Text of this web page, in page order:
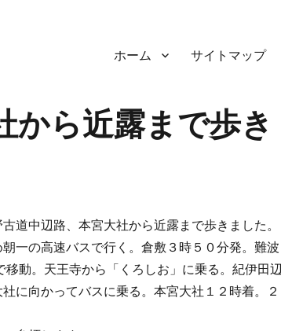
ホーム サイトマップ
から近露まで歩き
道中辺路、本宮大社から近露まで歩きました。
一の高速バスで行く。倉敷３時５０分発。難波
移動。天王寺から「くろしお」に乗る。紀伊田辺
に向かってバスに乗る。本宮大社１２時着。２